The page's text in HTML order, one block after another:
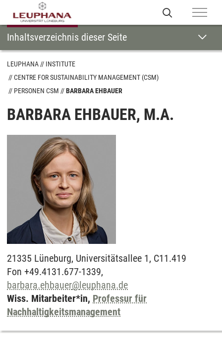
Inhaltsverzeichnis dieser Seite
LEUPHANA
INSTITUTE
CENTRE FOR SUSTAINABILITY MANAGEMENT (CSM)
PERSONEN CSM
BARBARA EHBAUER
BARBARA EHBAUER, M.A.
21335 Lüneburg, Universitätsallee 1, C11.419
Fon +49.4131.677-1339,
barbara.ehbauer@leuphana.de
Wiss. Mitarbeiter*in, Professur für
Nachhaltigkeitsmanagement